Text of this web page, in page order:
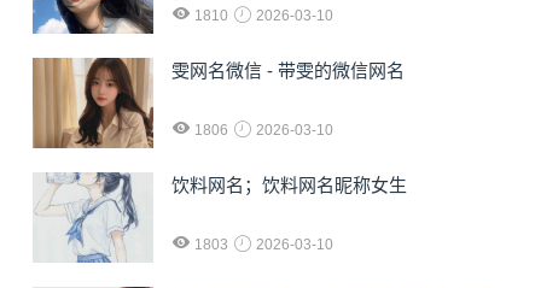
1810 2026-03-10
雯网名微信 - 带雯的微信网名
1806 2026-03-10
饮料网名；饮料网名昵称女生
1803 2026-03-10